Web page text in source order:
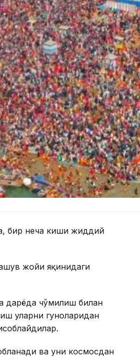
бир неча киши жиддий
жойи яқинидаги
дарёда чўмилиш билан
уларни гуноҳларидан
ва уни космосдан